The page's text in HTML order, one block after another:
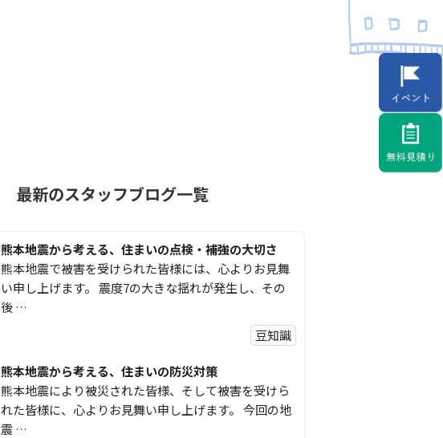
最新のスタッフブログ一覧
熊本地震から考える、住まいの点検・補強の大切さ
熊本地震で被害を受けられた皆様には、心よりお見舞
い申し上げます。 震度7の大きな揺れが発生し、その
後 …
豆知識
熊本地震から考える、住まいの防災対策
熊本地震により被災された皆様、そして被害を受けら
れた皆様に、心よりお見舞い申し上げます。 今回の地
震 …